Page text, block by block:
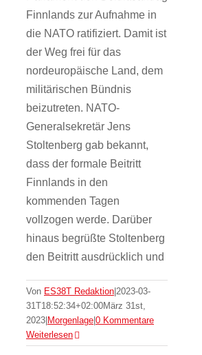
Finnlands zur Aufnahme in
die NATO ratifiziert. Damit ist
der Weg frei für das
nordeuropäische Land, dem
militärischen Bündnis
beizutreten. NATO-
Generalsekretär Jens
Stoltenberg gab bekannt,
dass der formale Beitritt
Finnlands in den
kommenden Tagen
vollzogen werde. Darüber
hinaus begrüßte Stoltenberg
den Beitritt ausdrücklich und
Von ES38T Redaktion 2023-03-
31T18:52:34+02:00März 31st,
2023 Morgenlage 0 Kommentare
Weiterlesen